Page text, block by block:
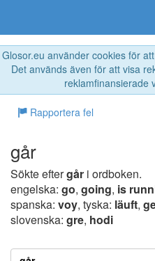
Glosor.eu använder cookies för
Det används även för att visa
reklamfinansierade
Rapportera fel
går
Sökte eftergår i ordboken.
engelska: go, going, is
spanska: voy, tyska: läuft,
slovenska: gre, hodi